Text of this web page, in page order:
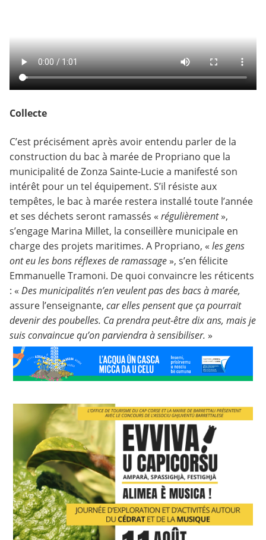
Collecte
C’est précisément après avoir entendu parler de la
construction du bac à marée de Propriano que la
municipalité de Zonza Sainte-Lucie a manifesté son
intérêt pour un tel équipement. S’il résiste aux
tempêtes, le bac à marée restera installé toute l’année
et ses déchets seront ramassés « régulièrement»,
s’engage Marina Millet, la conseillère municipale en
charge des projets maritimes. A Propriano, « les gens
ont eu les bons réflexes de ramassage», s’en félicite
Emmanuelle Tramoni. De quoi convaincre les réticents
: « Des municipalités n’en veulent pas des bacs à marée,
assure l’enseignante, car elles pensent que ça pourrait
devenir des poubelles. Ca prendra peut-être dix ans, mais je
suis convaincue qu’on parviendra à sensibiliser. »